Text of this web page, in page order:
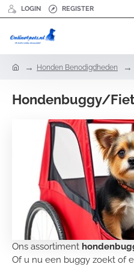
LOGIN REGISTER
e
Honden Benodigdheden
Hondenbuggy/
Ons assortiment
Of u nu een buggy zoekt of